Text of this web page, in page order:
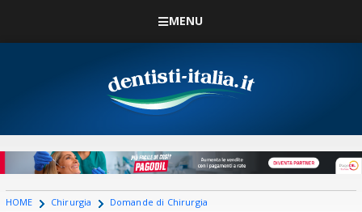
MENU
HOME Chirurgia Domande di Chirurgia